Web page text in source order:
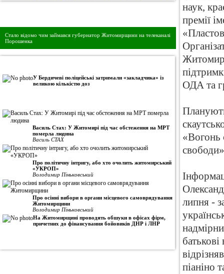
Стало відомо чим займався губернатор Житомирщини на телеканалі
Порошенка
У Бердичеві поліцейські затримали «закладчика» із
великою кількістю доз
Василь Стах: У Житомирі під час обстеження на МРТ
померла людина
Василь СТАХ
Про політичну інтригу, або хто очолить житомирський
«УКРОП»
Володимир Піньковський
Про осінні вибори в органи місцевого самоврядування
Житомирщини
Володимир Піньковський
На Житомирщині проводять обшуки в офісах фірм,
причетних до фінансування бойовиків ДНР і ЛНР
наук,
премії
ОДА та
«Вогонь
липня -
піаніно